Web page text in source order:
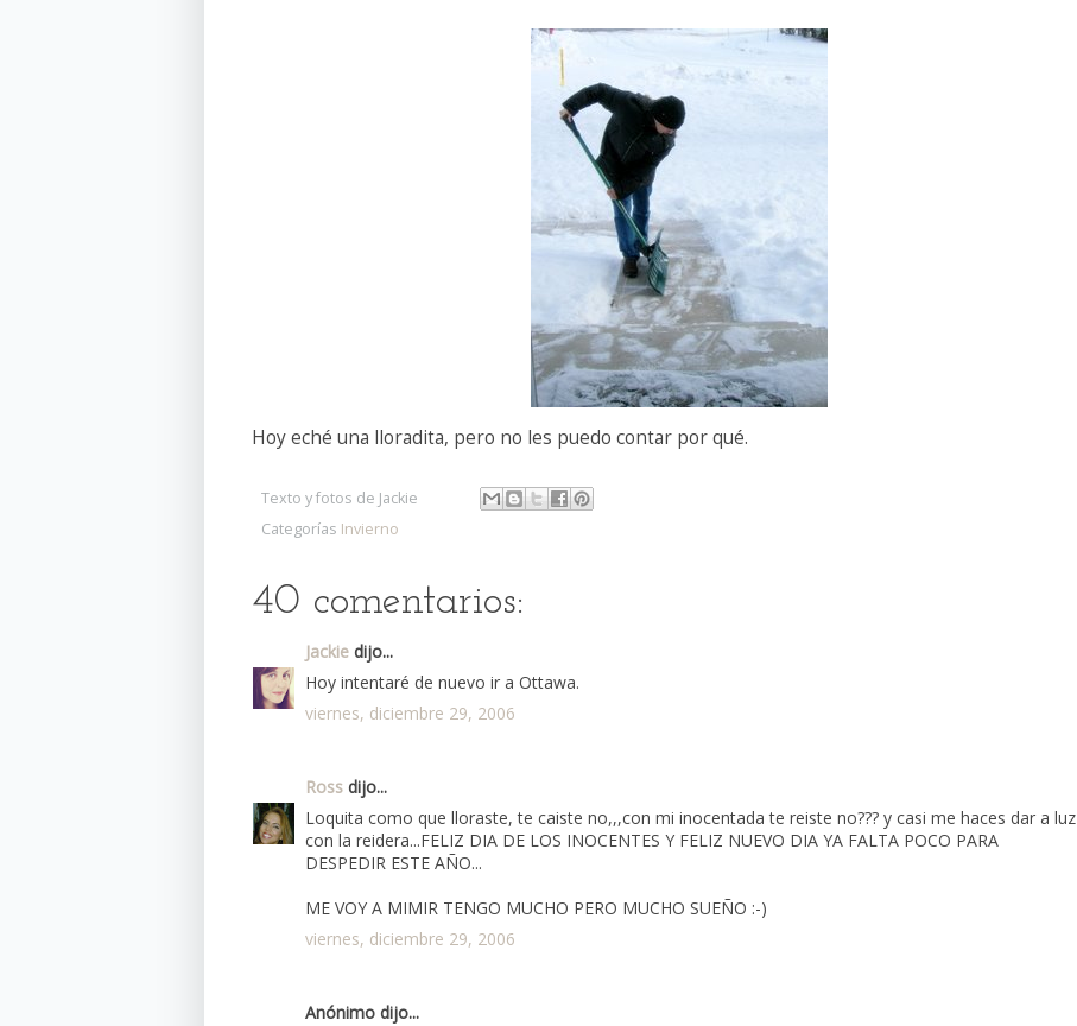
Hoy eché una lloradita, pero no les puedo contar por qué.
Texto y fotos de Jackie
Categorías Invierno
40 comentarios:
Jackie dijo...
Hoy intentaré de nuevo ir a Ottawa.
viernes, diciembre 29, 2006
Ross dijo...
Loquita como que lloraste, te caiste no,,,con mi inocentada te reiste no??? y casi me haces dar a luz
con la reidera...FELIZ DIA DE LOS INOCENTES Y FELIZ NUEVO DIA YA FALTA POCO PARA
DESPEDIR ESTE AÑO...
ME VOY A MIMIR TENGO MUCHO PERO MUCHO SUEÑO :-)
viernes, diciembre 29, 2006
Anónimo dijo...